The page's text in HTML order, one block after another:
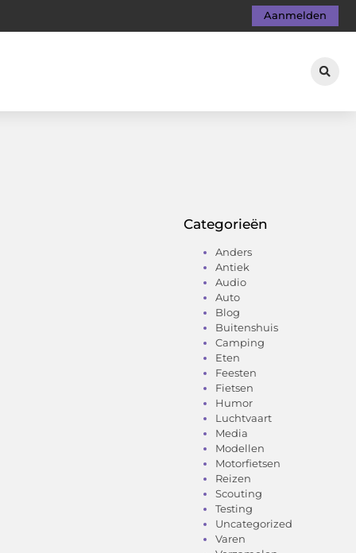
Aanmelden
Categorieën
Anders
Antiek
Audio
Auto
Blog
Buitenshuis
Camping
Eten
Feesten
Fietsen
Humor
Luchtvaart
Media
Modellen
Motorfietsen
Reizen
Scouting
Testing
Uncategorized
Varen